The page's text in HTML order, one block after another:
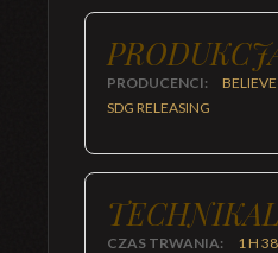
PRODUCENCI:
SDG RELEASING
CZAS TRWANIA: 1 H